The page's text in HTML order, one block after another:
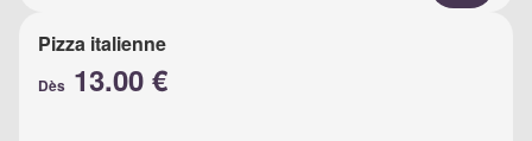
Pizza italienne
Dès 13.00 €